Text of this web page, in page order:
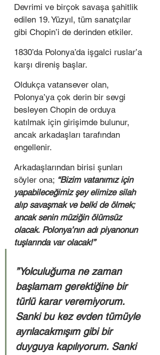
Devrimi ve birçok savaşa şahitlik
edilen 19. Yüzyıl, tüm sanatçılar
gibi Chopin’i de derinden etkiler.
1830’da Polonya’da işgalci ruslar’a
karşı direniş başlar.
Oldukça vatansever olan,
Polonya’ya çok derin bir sevgi
besleyen Chopin de orduya
katılmak için girişimde bulunur,
ancak arkadaşları tarafından
engellenir.
Arkadaşlarından birisi şunları
söyler ona; “Bizim vatanımız için
yapabileceğimiz şey elimize silah
alıp savaşmak ve belki de ölmek;
ancak senin müziğin ölümsüz
olacak. Polonya’nın adı piyanonun
tuşlarında var olacak!”
”Yolculuğuma ne zaman
başlamam gerektiğine bir
türlü karar veremiyorum.
Sanki bu kez evden tümüyle
ayrılacakmışım gibi bir
duyguya kapılıyorum. Sanki